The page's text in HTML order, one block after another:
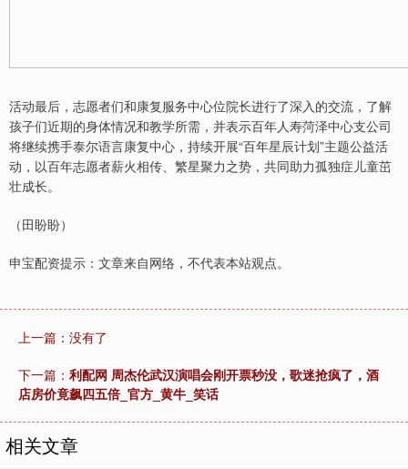
活动最后，志愿者们和康复服务中心位院长进行了深入的交流，了解
孩子们近期的身体情况和教学所需，并表示百年人寿菏泽中心支公司
将继续携手泰尔语言康复中心，持续开展“百年星辰计划”主题公益活
动，以百年志愿者薪火相传、繁星聚力之势，共同助力孤独症儿童茁
壮成长。
（田盼盼）
申宝配资提示：文章来自网络，不代表本站观点。
上一篇：没有了
下一篇： 利配网 周杰伦武汉演唱会刚开票秒没，歌迷抢疯了，酒
店房价竟飙四五倍_官方_黄牛_笑话
相关文章